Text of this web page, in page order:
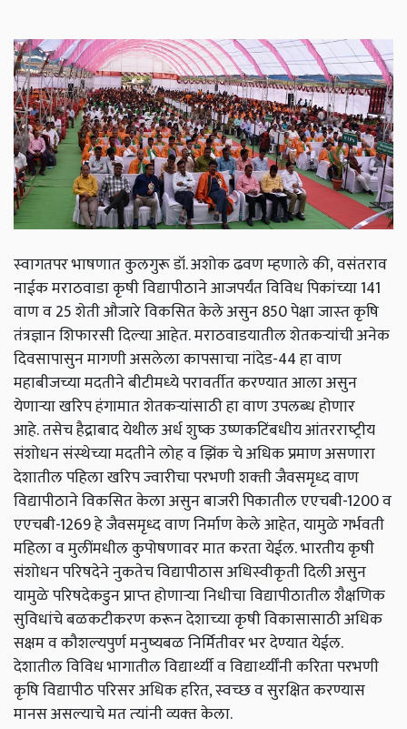
स्‍वागतपर भाषणात कुलगुरू डॉ. अशोक ढवण म्‍हणाले की,वसंतराव
नाईक मराठवाडा कृषी विद्यापीठाने आजपर्यंत विविध पिकांच्‍या 141
वाण व 25 शेती औजारे विकसित केले असुन 850 पेक्षा जास्‍त कृषि
तंत्रज्ञान शिफारसी दिल्‍या आहेत.मराठवाडयातील शेतकऱ्यांचीअनेक
दिवसापासुन मागणी असलेला कापसाचा नांदेड-44हा वाण
महा‍बीजच्‍या मदतीने बीटीमध्‍ये परावर्तीत करण्‍यात आला असुन
येणाऱ्याखरिप हंगामात शेतकऱ्यांसाठीहा वाण उपलब्‍ध होणार
आहे.तसेच हैद्राबाद येथील अर्ध शुष्‍क उष्‍णकटिंबधीय आंतरराष्‍ट्रीय
संशोधन संस्‍थेच्‍या मदतीने लोह व झिंक चे अधिक प्रमाण असणारा
देशातील पहिला खरिप ज्‍वारीचा परभणी शक्‍ती जैवसमृध्‍द वाण
विद्यापीठाने विकसित केला असुन बाजरी पिकातील एएचबी-1200व
एएचबी-1269हे जैवसमृध्‍द वाण निर्माण केले आहेत,यामुळे गर्भवती
महिला व मुलींमधील कुपोषणावर मात करता येईल.भारतीय कृषी
संशोधन परिषदेने नुकतेच विद्यापीठास अधिस्‍वीकृती दिली असुन
यामुळे परिषदेकडुन प्राप्‍त होणाऱ्यानिधीचा विद्यापीठातील शैक्षणिक
सुविधांचे बळकटीकरण करून देशाच्‍या कृषी विकासासाठी अधिक
सक्षम व कौशल्‍यपुर्ण मनुष्‍यबळ निर्मितीवर भर देण्‍यात येईल.
देशातील विविध भागातील विद्यार्थ्‍यी व विद्यार्थ्‍यींनी करिता परभणी
कृषि विद्यापीठ परिसर अधिक हरित, स्‍वच्‍छ व सुरक्षित करण्‍यास
मानस असल्‍याचे मत त्‍यांनी व्‍यक्‍त केला.